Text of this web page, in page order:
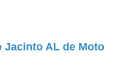
Jacinto AL de Moto